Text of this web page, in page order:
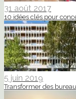
31 août 2017
10 idées clés pour
5 juin 2019
Transformer des